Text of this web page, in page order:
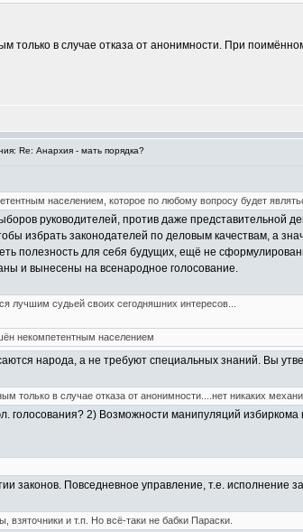
только в случае отказа от анонимности. При
Re: Анархия - мать порядка?
населением, которое по любому вопросу будет
руководителей, против даже представительной
избрать законодателей по деловым качествам, а
полезность для себя будущих, ещё не
и вынесены на всенародное голосование.
лучшим судьей своих сегодняшних интересов...
некомпетентным населением
народа, а не требуют специальных знаний. Вы
только в случае отказа от анонимности....нет никаких
голосования? 2) Возможности манипуляций
законов. Повседневное управление, т.е. исполнение
и т.п. Но всё-таки не бабки Параски.